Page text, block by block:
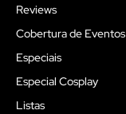
Reviews
Cobertura de Eventos
Especiais
Especial Cosplay
Listas